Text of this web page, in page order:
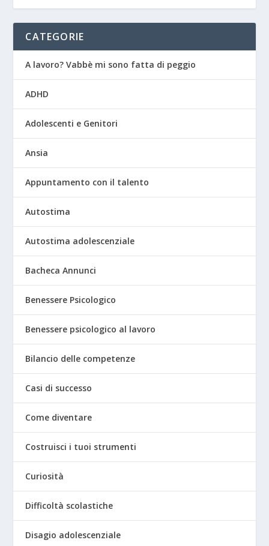
CATEGORIE
A lavoro? Vabbè mi sono fatta di peggio
ADHD
Adolescenti e Genitori
Ansia
Appuntamento con il talento
Autostima
Autostima adolescenziale
Bacheca Annunci
Benessere Psicologico
Benessere psicologico al lavoro
Bilancio delle competenze
Casi di successo
Come diventare
Costruisci i tuoi strumenti
Curiosità
Difficoltà scolastiche
Disagio adolescenziale